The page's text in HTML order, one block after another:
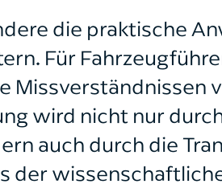
die praktische
Für
Missverständnissen
wird nicht nur
auch durch die
der